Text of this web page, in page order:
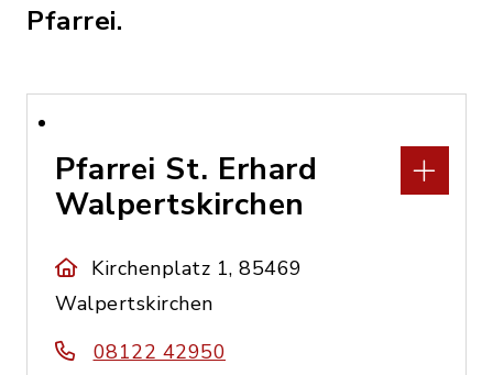
Pfarrei.
Pfarrei St. Erhard
Walpertskirchen
Kirchenplatz 1, 85469
Walpertskirchen
08122 42950